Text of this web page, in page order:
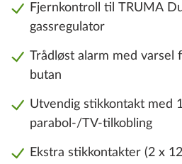
Fjernkontroll til TRUMA
gassregulator
Trådløst alarm med varsel
butan
Utvendig stikkontakt med
parabol-/TV-tilkobling
Ekstra stikkontakter (2 x